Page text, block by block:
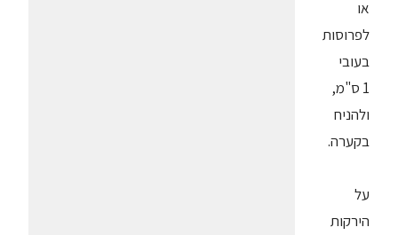
או
לפרוסות
בעובי
1 ס"מ,
ולהניח
בקערה.
על
הירקות